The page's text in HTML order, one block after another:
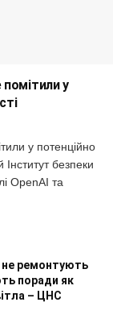
у
у потенційно
Інститут безпеки
OpenAI та
не ремонтують
поради як
– ЦНС